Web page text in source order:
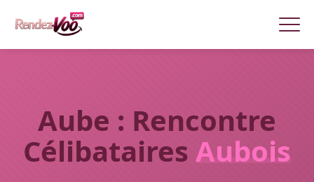
Aube : Rencontre
Célibataires Aubois